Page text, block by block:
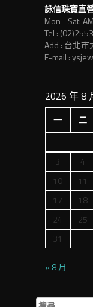
詠信珠寶直
Mon - Sat:
Tel :
Add : 台北市
E-mail :
2026 年 8
一 二
3
4
10
11
17
18
24
25
31
« 8 月
搜